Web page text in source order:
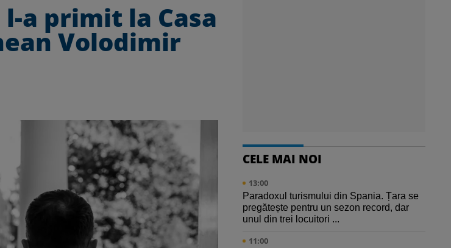
a primit la Casa
Volodimir
CELE MAI NOI
13:00
Paradoxul turismului din Spania. Țara se
pregătește pentru un sezon record, dar
unul din trei locuitori ...
11:00